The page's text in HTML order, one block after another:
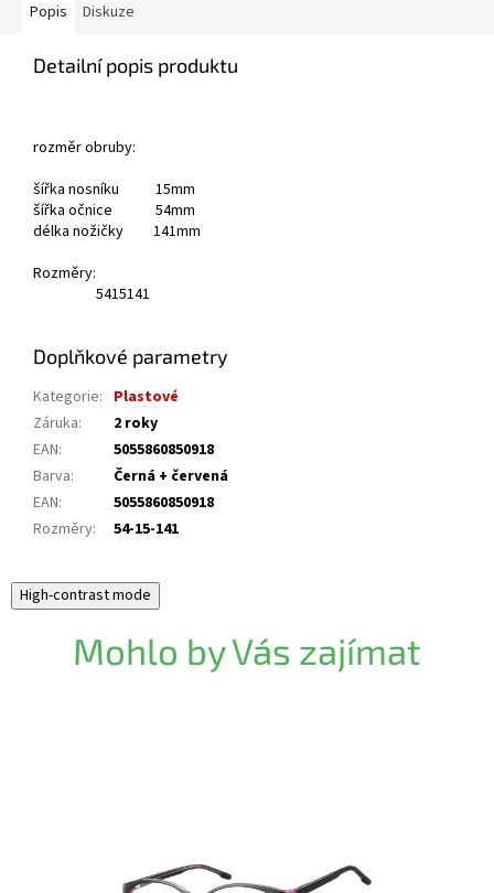
Popis Diskuze
Detailní popis produktu
rozměr obruby:
šířka nosníku 15mm
šířka očnice 54mm
délka nožičky 141mm
Rozměry:
5415141
Doplňkové parametry
Kategorie: Plastové
Záruka:
2 roky
EAN:
5055860850918
Barva:
Černá + červená
EAN:
5055860850918
Rozměry: 54-15-141
High-contrast mode
Mohlo by Vás zajímat